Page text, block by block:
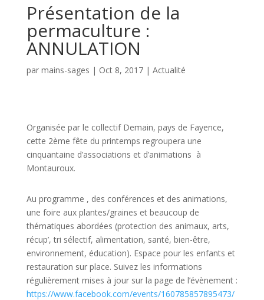
Présentation de la
permaculture :
ANNULATION
par mains-sages | Oct 8, 2017| Actualité
Organisée par le collectif Demain, pays de Fayence,
cette 2ème fête du printemps regroupera une
cinquantaine d’associations et d’animations à
Montauroux.
Au programme , des conférences et des animations,
une foire aux plantes/graines et beaucoup de
thématiques abordées (protection des animaux, arts,
récup’, tri sélectif, alimentation, santé, bien-être,
environnement, éducation). Espace pour les enfants et
restauration sur place. Suivez les informations
régulièrement mises à jour sur la page de l’évènement :
https://www.facebook.com/events/160785857895473/